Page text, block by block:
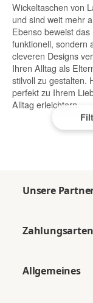
Wickeltaschen von
und sind weit mehr
Ebenso beweist
funktionell, sondern
cleveren Designs
Ihren Alltag als
stilvoll zu gestalten.
perfekt zu Ihrem
Alltag erleichtern.
Unsere
Zahlungsarten
Allgemeines